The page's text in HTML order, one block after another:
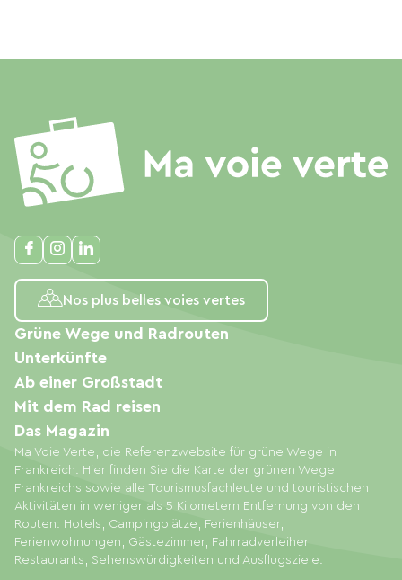
Nos plus belles voies vertes
Ma Voie Verte, die Referenzwebsite für grüne Wege in
Frankreich. Hier finden Sie die Karte der grünen Wege
Frankreichs sowie alle Tourismusfachleute und touristischen
Aktivitäten in weniger als 5 Kilometern Entfernung von den
Routen: Hotels, Campingplätze, Ferienhäuser,
Ferienwohnungen, Gästezimmer, Fahrradverleiher,
Restaurants, Sehenswürdigkeiten und Ausflugsziele.
Grüne Wege und Radrouten
Unterkünfte
Ab einer Großstadt
Mit dem Rad reisen
Das Magazin